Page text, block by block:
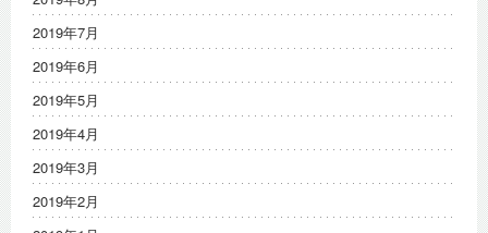
2019年7月
2019年6月
2019年5月
2019年4月
2019年3月
2019年2月